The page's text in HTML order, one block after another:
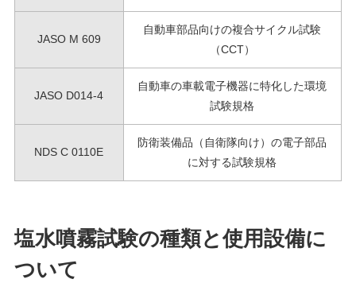
JASO M 609
自動車部品向けの複合サイクル試験
（CCT）
JASO D014-4
自動車の車載電子機器に特化した環境
試験規格
NDS C 0110E
防衛装備品（自衛隊向け）の電子部品
に対する試験規格
塩水噴霧試験の種類と使用設備に
ついて